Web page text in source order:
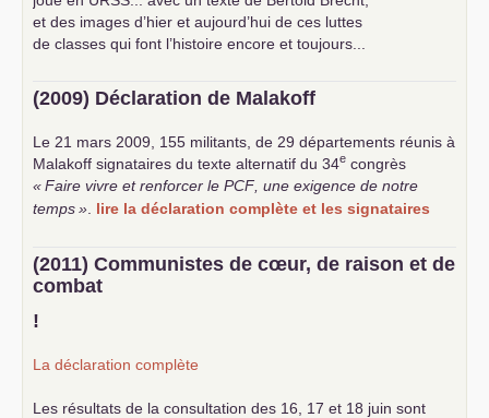
et des images d’hier et aujourd’hui de ces luttes
de classes qui font l’histoire encore et toujours...
(2009) Déclaration de Malakoff
Le 21 mars 2009, 155 militants, de 29 départements réunis à
Malakoff signataires du texte alternatif du 34e congrès
«Faire vivre et renforcer le PCF , une exigence de notre
temps» lire la déclaration complète et les signataires
(2011) Communistes de cœur, de raison et de
combat
!
La déclaration complète
Les résultats de la consultation des 16, 17 et 18 juin sont